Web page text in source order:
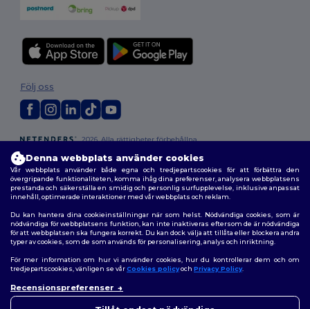
2026. Alla rättigheter förbehållna
Allmänna Villkor | Anpassad policy | Integritetspolicy
|Karta över webbplatsen
Följ oss
Denna webbplats använder cookies
Vår webbplats använder både egna och tredjepartscookies för att förbättra den
övergripande funktionaliteten, komma ihåg dina preferenser, analysera webbplatsens
prestanda och säkerställa en smidig och personlig surfupplevelse, inklusive anpassat
innehåll, optimerade interaktioner med vår webbplats och reklam.
Du kan hantera dina cookieinställningar när som helst. Nödvändiga cookies, som är
nödvändiga för webbplatsens funktion, kan inte inaktiveras eftersom de är nödvändiga
för att webbplatsen ska fungera korrekt. Du kan dock välja att tillåta eller blockera andra
typer av cookies, som de som används för personalisering, analys och inriktning.
För mer information om hur vi använder cookies, hur du kontrollerar dem och om
tredjepartscookies, vänligen se vårCookies policyoch Privacy Policy.
Recensionspreferenser